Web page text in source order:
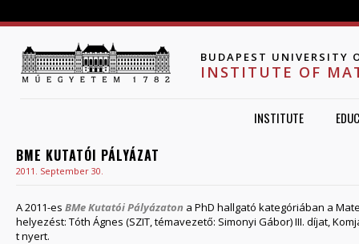
BUDAPEST UNIVERSITY
INSTITUTE OF
INSTITUTE
BME KUTATÓI PÁLYÁZAT
2011. September 30.
A 2011-es BMeKutatói Pályázaton a PhD hallgató kategóriában a
helyezést: Tóth Ágnes (SZIT, témavezető: Simonyi Gábor) III. díjat,
t nyert.